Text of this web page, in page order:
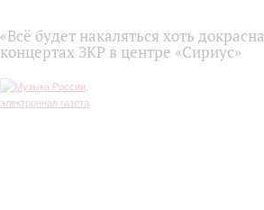
«Всё будет накаляться хоть
концертах ЗКР в центре «Сириус»